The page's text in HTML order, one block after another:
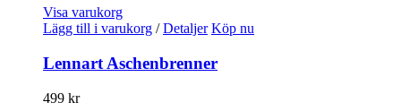
Visa varukorg
Lägg till i varukorg / Detaljer Köp nu
Lennart Aschenbrenner
499 kr